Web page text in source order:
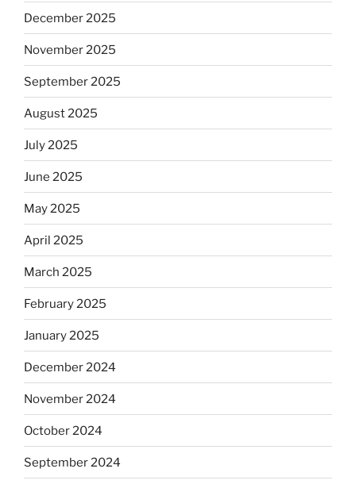
December 2025
November 2025
September 2025
August 2025
July 2025
June 2025
May 2025
April 2025
March 2025
February 2025
January 2025
December 2024
November 2024
October 2024
September 2024